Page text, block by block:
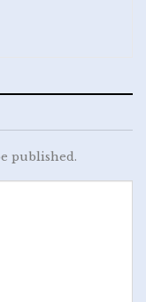
published.